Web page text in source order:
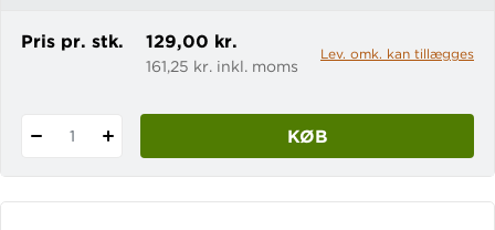
Pris pr. stk. 129,00 kr.
161,25 kr. inkl. moms
Lev. omk. kan tillægges
1 KØB